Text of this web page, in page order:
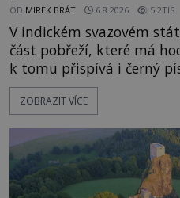
OD MIREK BRÁT 6.8.2026 5.2TIS
V indickém svazovém
část pobřeží, které má
k tomu přispívá i černý
pláž takové netypické zbarvení?
pravdivé historky, že
následovat. Vstupujeme
Surat. Gu
ZOBRAZIT VÍCE